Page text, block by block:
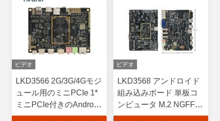
ビデオ
LKD3566 2G/3G/4Gモジ
ュール用のミニPCIe 1*
ミニPCIe付きのAndroid
組み込みボード
ビデオ
LKD3568 アンドロイド
組み込みボード 単板コ
ンピュータ M.2 NGFF
(M-KEY) PCIE V2.1 x4